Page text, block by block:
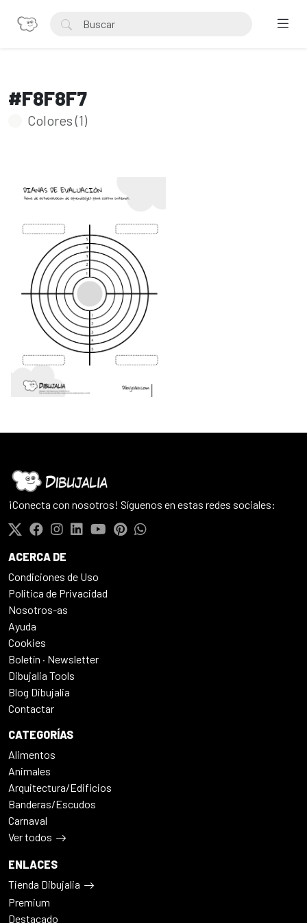
#F8F8F7
Colores (1)
¡Conecta con nosotros! Síguenos en estas redes sociales:
ACERCA DE
Condiciones de Uso
Politica de Privacidad
Nosotros-as
Ayuda
Cookies
Boletín · Newsletter
Dibujalia Tools
Blog Dibujalia
Contactar
CATEGORÍAS
Alimentos
Animales
Arquitectura/Edificios
Banderas/Escudos
Carnaval
Ver todos
ENLACES
Tienda Dibujalia
Premium
Destacado